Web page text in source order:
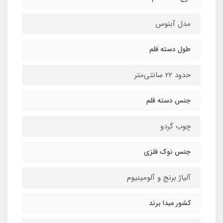
مدل آبنوس
طول دسته قلم
حدود 22 سانتی‌متر
جنس دسته قلم
چوب گردو
جنس نوک فلزی
آلیاژ برنج و آلومینیوم
کشور مبدا برند